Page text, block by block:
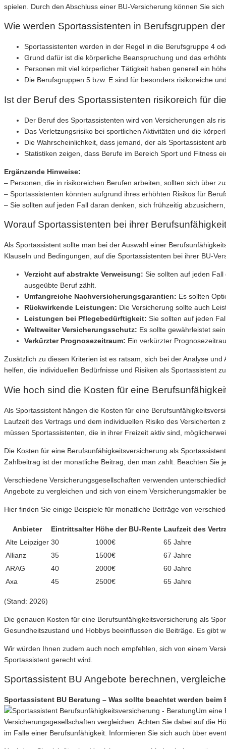
spielen. Durch den Abschluss einer BU-Versicherung können Sie
Wie werden Sportassistenten in Berufsgruppen
Sportassistenten werden in der Regel in die Berufsgruppe 4
Grund dafür ist die körperliche Beanspruchung und das
Personen mit viel körperlicher Tätigkeit haben generell ein
Die Berufsgruppen 5 bzw. E sind für besonders risikoreiche
Ist der Beruf des Sportassistenten risikoreich für
Der Beruf des Sportassistenten wird von Versicherungen als
Das Verletzungsrisiko bei sportlichen Aktivitäten und die
Die Wahrscheinlichkeit, dass jemand, der als Sportassistent
Statistiken zeigen, dass Berufe im Bereich Sport und Fitness
Ergänzende Hinweise:
– Personen, die in risikoreichen Berufen arbeiten, sollten sich über
– Sportassistenten könnten aufgrund ihres erhöhten Risikos für
– Sie sollten auf jeden Fall daran denken, sich frühzeitig
Worauf Sportassistenten bei ihrer
Als Sportassistent sollte man bei der Auswahl einer
Klauseln und Bedingungen, auf die Sportassistenten bei ihrer BU-
Verzicht auf abstrakte Verweisung: Sie sollten auf jeden
ausgeübte Beruf zählt.
Umfangreiche Nachversicherungsgarantien: Es sollten
Rückwirkende Leistungen: Die Versicherung sollte auch
Leistungen bei Pflegebedürftigkeit: Sie sollten auf jeden
Weltweiter Versicherungsschutz: Es sollte gewährleistet
Verkürzter Prognosezeitraum: Ein verkürzter
Zusätzlich zu diesen Kriterien ist es ratsam, sich bei der Analyse
helfen, die individuellen Bedürfnisse und Risiken als Sportassistent
Wie hoch sind die Kosten für eine
Als Sportassistent hängen die Kosten für eine
Laufzeit des Vertrags und dem individuellen Risiko des
müssen Sportassistenten, die in ihrer Freizeit aktiv sind,
Die Kosten für eine Berufsunfähigkeitsversicherung als
Zahlbeitrag ist der monatliche Beitrag, den man zahlt. Beachten
Verschiedene Versicherungsgesellschaften verwenden
Angebote zu vergleichen und sich von einem Versicherungsmakler
Hier finden Sie einige Beispiele für monatliche Beiträge von
Anbieter Eintrittsalter Höhe der BU-Rente Laufzeit des
Alte Leipziger 30 1000€
65 Jahre
Allianz
35 1500€
67 Jahre
ARAG
40 2000€
60 Jahre
Axa
45 2500€ 65 Jahre
(Stand: 2026)
Die genauen Kosten für eine Berufsunfähigkeitsversicherung als
Gesundheitszustand und Hobbys beeinflussen die Beiträge. Es gibt
Wir würden Ihnen zudem auch noch empfehlen, sich von einem
Sportassistent gerecht wird.
Sportassistent BU Angebote berechnen,
Sportassistent BU Beratung – Was sollte beachtet werden
Um eine
Versicherungsgesellschaften vergleichen. Achten Sie dabei auf die
im Falle einer Berufsunfähigkeit. Informieren Sie sich auch über